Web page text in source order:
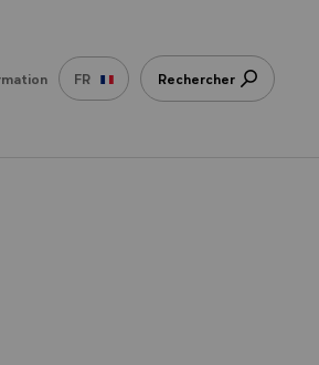
FR Rechercher